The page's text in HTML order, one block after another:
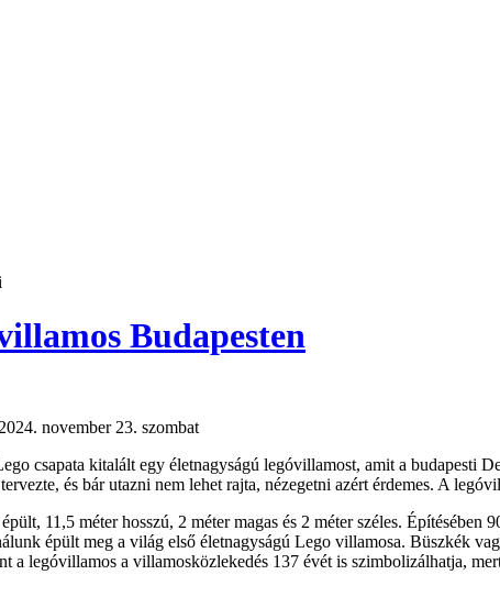
Budapesten
november 23. szombat
csapata kitalált egy életnagyságú legóvillamost, amit a budapesti
és bár utazni nem lehet rajta, nézegetni azért érdemes. A
11,5 méter hosszú, 2 méter magas és 2 méter széles. Építésében
épült meg a világ első életnagyságú Lego villamosa. Büszkék
a legóvillamos a villamosközlekedés 137 évét is szimbolizálhatja,